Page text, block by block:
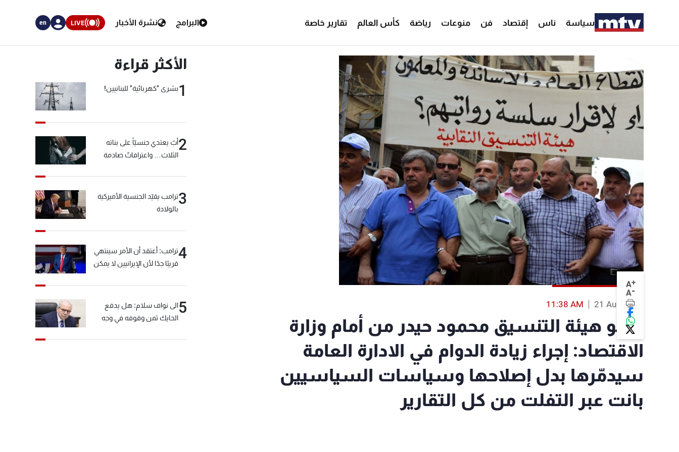
سياسة ناس إقتصاد فن منوعات رياضة كأس العالم تقارير خاصة البرامج نشرة الأخبار LIVE
en
A+
A-
21 Aug 2014
11:38 AM
عضو هيئة التنسيق محمود حيدر من أمام وزارة
الاقتصاد: إجراء زيادة الدوام في الادارة العامة
سيدمّرها بدل إصلاحها وسياسات السياسيين
بانت عبر التفلت من كل التقارير
الأكثر قراءة
1بشرى "كهربائية" للبنانيين!
2أبٌ يعتدي جنسيّاً على بناته
الثلاث… واعترافاتٌ صادمة
3ترامب يقيّد الجنسية الأميركية
بالولادة
4ترامب: أعتقد أن الأمر سينتهي
قريبًا جدًا لأن الإيرانيين لا يمكن
5الى نواف سلام: هل يدفع
الحايك ثمن وقوفه في وجه